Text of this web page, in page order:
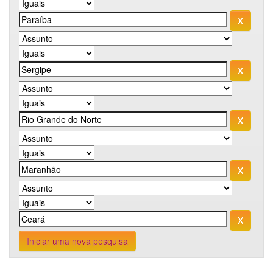
Iniciar uma nova pesquisa